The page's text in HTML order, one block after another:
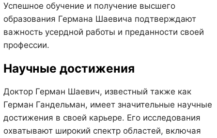
Успешное обучение и получение высшего
образования Германа Шаевича подтверждают
важность усердной работы и преданности своей
профессии.
Научные достижения
Доктор Герман Шаевич, известный также как
Герман Гандельман, имеет значительные научные
достижения в своей карьере. Его исследования
охватывают широкий спектр областей, включая